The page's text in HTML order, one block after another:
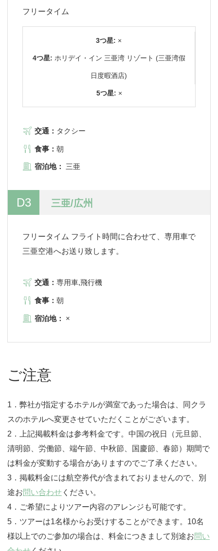
フリータイム
3つ星: ×
4つ星: ホリデイ・イン 三亜湾 リゾート (三亜湾假
日度暇酒店)
5つ星: ×
交通： タクシー
食事： 朝
宿泊地： 三亜
D3 三亜/広州
フリータイム フライト時間に合わせて、専用車で
三亜空港へお送り致します。
交通： 専用車,飛行機
食事： 朝
宿泊地： ×
ご注意
1．弊社が指定するホテルが満室であった場合は、同クラ
スのホテルへ変更させていただくことがございます。
2．上記掲載料金は参考料金です。中国の祝日（元旦節、
清明節、労働節、端午節、中秋節、国慶節、春節）期間で
は料金が変動する場合がありますのでご了承ください。
3．掲載料金には航空券代が含まれておりませんので、別
途お問い合わせ ください。
4．ご希望によりツアー内容のアレンジも可能です。
5．ツアーは1名様からお受けすることができます。10名
様以上でのご参加の場合は、料金につきまして別途お問い